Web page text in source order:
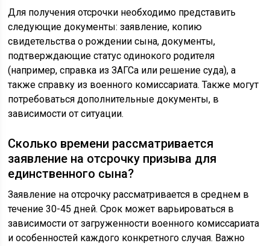
Для получения отсрочки необходимо представить
следующие документы: заявление, копию
свидетельства о рождении сына, документы,
подтверждающие статус одинокого родителя
(например, справка из ЗАГСа или решение суда), а
также справку из военного комиссариата. Также могут
потребоваться дополнительные документы, в
зависимости от ситуации.
Сколько времени рассматривается
заявление на отсрочку призыва для
единственного сына?
Заявление на отсрочку рассматривается в среднем в
течение 30-45 дней. Срок может варьироваться в
зависимости от загруженности военного комиссариата
и особенностей каждого конкретного случая. Важно